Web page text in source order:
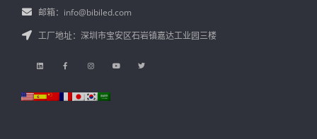
邮箱：info@bibiled.com
工厂地址：深圳市宝安区石岩镇嘉达工业园三楼